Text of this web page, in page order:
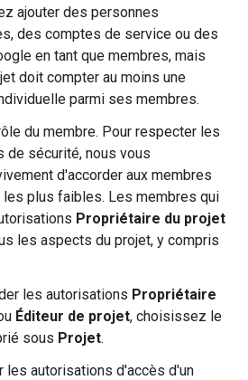
ajouter des personnes
des comptes de service ou des
en tant que membres, mais
doit compter au moins une
parmi ses membres.
du membre. Pour respecter les
de sécurité, nous vous
d'accorder aux membres
plus faibles. Les membres qui
Propriétaire du projet
les aspects du projet, y compris
les autorisations Propriétaire
Éditeur de projet, choisissez le
sous Projet.
les autorisations d'accès d'un